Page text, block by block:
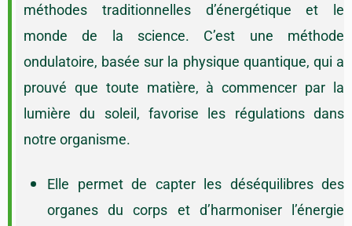
méthodes traditionnelles d’énergétique et le
monde de la science. C’est une méthode
ondulatoire, basée sur la physique quantique, qui a
prouvé que toute matière, à commencer par la
lumière du soleil, favorise les régulations dans
notre organisme.
Elle permet de capter les déséquilibres des
organes du corps et d’harmoniser l’énergie